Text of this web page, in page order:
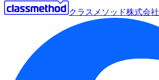
クラスメソッド株式会社